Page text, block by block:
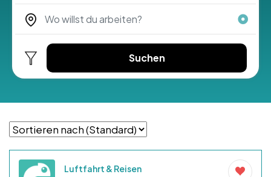
Suchen
Luftfahrt & Reisen